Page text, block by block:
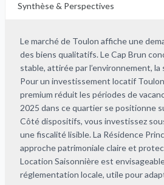
Synthèse & Perspectives
Le marché de Toulon affiche une
des biens qualitatifs. Le Cap Brun
stable, attirée par l’environnement,
Pour un investissement locatif
premium réduit les périodes de
2025 dans ce quartier se positionne
Côté dispositifs, vous investissez
une fiscalité lisible. La Résidence
approche patrimoniale claire et
Location Saisonnière est
réglementation locale, utile pour